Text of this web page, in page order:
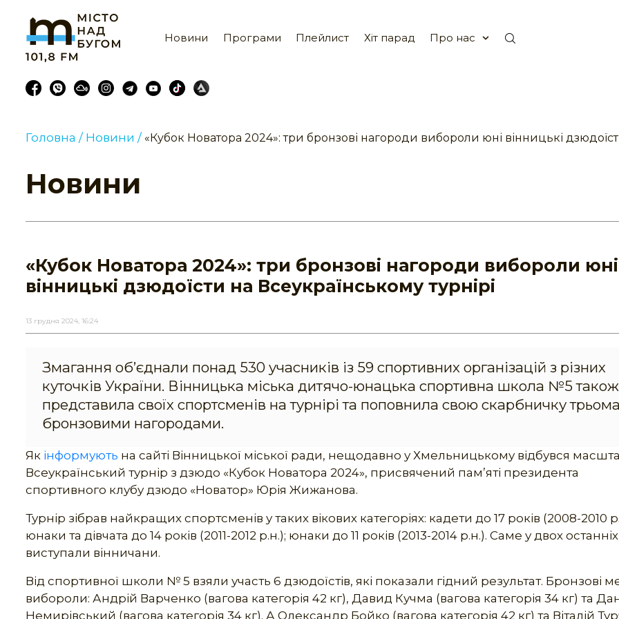
Новини Програми Плейлист Хіт парад Про нас
Головна / Новини / «Кубок Новатора 2024»: три бронзові нагороди вибороли юні вінницькі
Новини
«Кубок Новатора 2024»: три бронзові нагороди вибороли юні
вінницькі дзюдоїсти на Всеукраїнському турнірі
13 грудня 2024, 16:24
Змагання об’єднали понад 530 учасників із 59 спортивних організацій з різних
куточків України. Вінницька міська дитячо-юнацька спортивна школа №5 також
представила своїх спортсменів на турнірі та поповнила свою скарбничку трьома
бронзовими нагородами.
Як інформують на сайті Вінницької міської ради, нещодавно у Хмельницькому відбувся
Всеукраїнський турнір з дзюдо «Кубок Новатора 2024», присвячений пам’яті президента
спортивного клубу дзюдо «Новатор» Юрія Жижанова.
Турнір зібрав найкращих спортсменів у таких вікових категоріях: кадети до 17 років (2008-2010
юнаки та дівчата до 14 років (2011-2012 р.н.); юнаки до 11 років (2013-2014 р.н.). Саме у двох останніх
виступали вінничани.
Від спортивної школи № 5 взяли участь 6 дзюдоїстів, які показали гідний результат. Бронзові
вибороли: Андрій Варченко (вагова категорія 42 кг), Давид Кучма (вагова категорія 34 кг) та
Немирівський (вагова категорія 34 кг). А Олександр Бойко (вагова категорія 42 кг) та Віталій